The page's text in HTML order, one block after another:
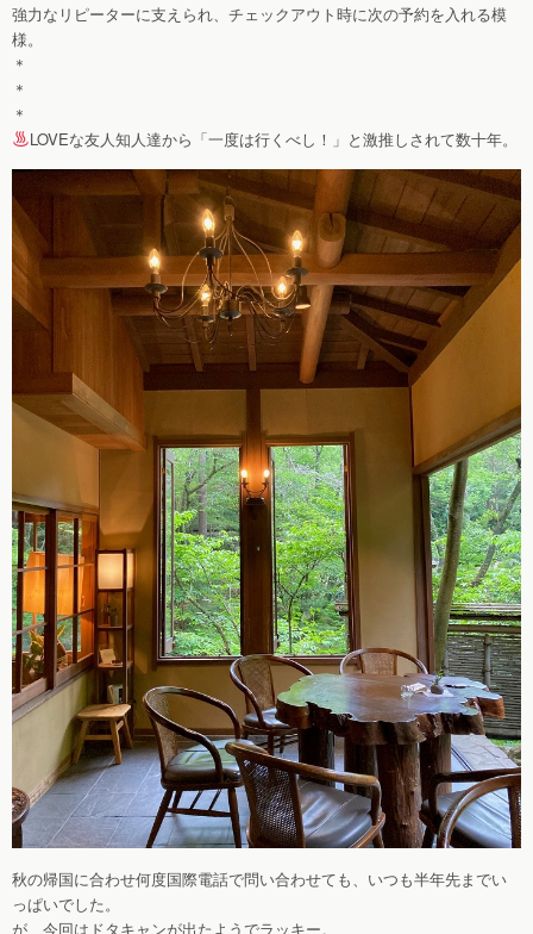
強力なリピーターに支えられ、チェックアウト時に次の予約を入れる模
様。
＊
＊
＊
LOVEな友人知人達から「一度は行くべし！」と激推しされて数十年。
秋の帰国に合わせ何度国際電話で問い合わせても、いつも半年先までい
っぱいでした。
が、今回はドタキャンが出たようでラッキー。